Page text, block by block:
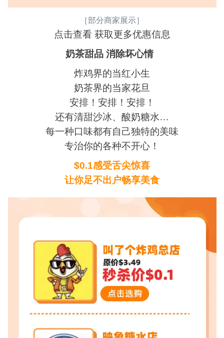
［部分商家展示］
点击查看 获取更多优惠信息
奶茶甜品 消除坏心情
炸鸡界的当红小生
奶茶界的当家花旦
安排！安排！安排！
还有清甜沙冰、酸奶糖水…
每一种口味都有自己独特的美味
专治你的各种不开心！
$0.1感受舌尖惊喜
让你足不出户畅享美食